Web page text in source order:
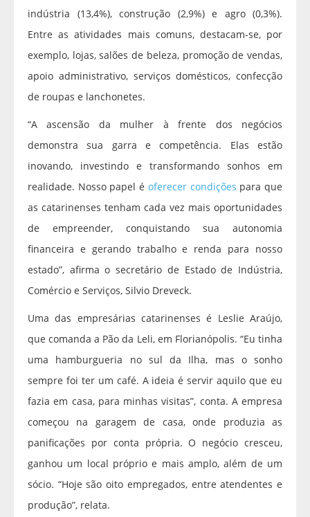
indústria (13,4%), construção (2,9%) e agro (0,3%).
Entre as atividades mais comuns, destacam-se, por
exemplo, lojas, salões de beleza, promoção de vendas,
apoio administrativo, serviços domésticos, confecção
de roupas e lanchonetes.
“A ascensão da mulher à frente dos negócios
demonstra sua garra e competência. Elas estão
inovando, investindo e transformando sonhos em
realidade. Nosso papel é oferecer condições para que
as catarinenses tenham cada vez mais oportunidades
de empreender, conquistando sua autonomia
financeira e gerando trabalho e renda para nosso
estado”, afirma o secretário de Estado de Indústria,
Comércio e Serviços, Silvio Dreveck.
Uma das empresárias catarinenses é Leslie Araújo,
que comanda a Pão da Leli, em Florianópolis. “Eu tinha
uma hamburgueria no sul da Ilha, mas o sonho
sempre foi ter um café. A ideia é servir aquilo que eu
fazia em casa, para minhas visitas”, conta. A empresa
começou na garagem de casa, onde produzia as
panificações por conta própria. O negócio cresceu,
ganhou um local próprio e mais amplo, além de um
sócio. “Hoje são oito empregados, entre atendentes e
produção”, relata.